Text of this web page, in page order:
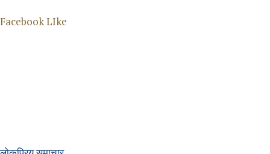
home
Facebook LIke